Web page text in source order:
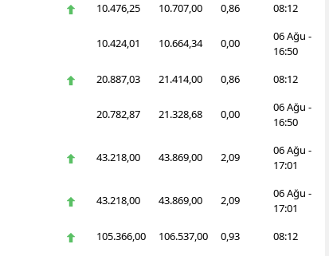
10.476,25 10.707,00 0,86 08:12
10.424,01 10.664,34 0,00
06 Ağu -
16:50
20.887,03 21.414,00 0,86 08:12
20.782,87 21.328,68 0,00
06 Ağu -
16:50
43.218,00 43.869,00 2,09
06 Ağu -
17:01
43.218,00 43.869,00 2,09
06 Ağu -
17:01
105.366,00 106.537,00 0,93 08:12